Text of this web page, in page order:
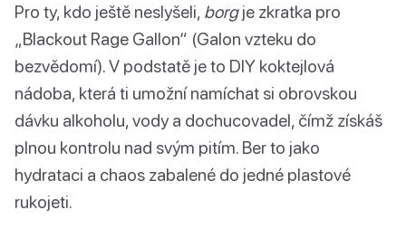
Pro ty, kdo ještě neslyšeli, borgje zkratka pro
„Blackout Rage Gallon“ (Galon vzteku do
bezvědomí). V podstatě je to DIY koktejlová
nádoba, která ti umožní namíchat si obrovskou
dávku alkoholu, vody a dochucovadel, čímž získáš
plnou kontrolu nad svým pitím. Ber to jako
hydrataci a chaos zabalené do jedné plastové
rukojeti.